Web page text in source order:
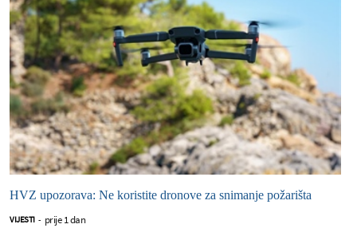
HVZ upozorava: Ne koristite dronove za snimanje požarišta
VIJESTI - prije 1 dan